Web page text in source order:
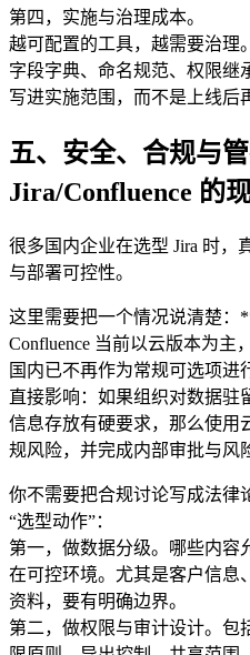
第四，实施与治理成本。
越可配置的工具，越需要治理
字段字典、命名规范、权限继
写进实施范围，而不是上线后
五、安全、合规与
Jira/Confluence 的
很多国内企业在选型 Jira 时，
与部署可控性。
这里需要把一个情况说清楚：
Confluence 当前以云版本为主
国内已不再作为常规可选项
直接影响：如果组织对数据驻
信息存放有硬要求，那么使用
规风险，并完成内部审批与风
你不需要把合规讨论写成法律
“选型动作”：
第一，做数据分级。哪些内容
在可控环境。尤其是客户信息
资料，要有明确边界。
第二，做权限与审计设计。包